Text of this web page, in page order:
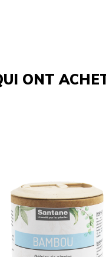
ONT